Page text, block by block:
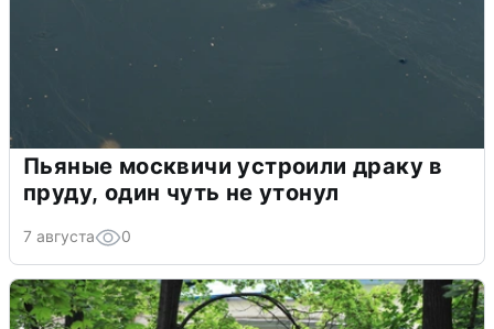
Пьяные москвичи устроили драку в
пруду, один чуть не утонул
7 августа 0